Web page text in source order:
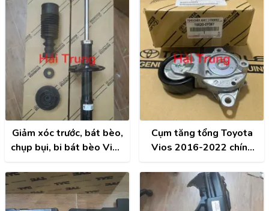
Giảm xóc trước, bát bèo,
chụp bụi, bi bát bèo Vios
Cụm tăng tổng Toyota
Vios 2016-2022 chính